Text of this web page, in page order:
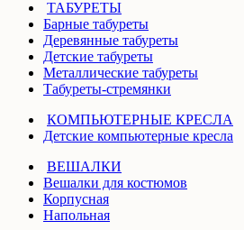
ТАБУРЕТЫ
Барные табуреты
Деревянные табуреты
Детские табуреты
Металлические табуреты
Табуреты-стремянки
КОМПЬЮТЕРНЫЕ КРЕСЛА
Детские компьютерные кресла
ВЕШАЛКИ
Вешалки для костюмов
Корпусная
Напольная